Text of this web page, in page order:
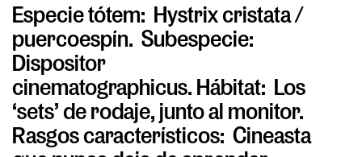
Especie tótem: Hystrix cristata /
puercoespín. Subespecie:
Dispositor
cinematographicus. Hábitat: Los
‘sets’ de rodaje, junto al monitor.
Rasgos característicos: Cineasta